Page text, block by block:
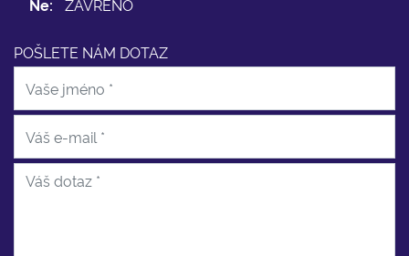
Ne:
ZAVŘENO
POŠLETE NÁM DOTAZ